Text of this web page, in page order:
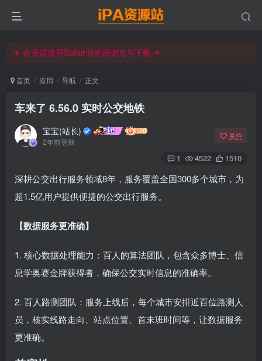
☀ 会员请使用Safair浏览器浏览与下载 ☀
iPA资源站官方唯一客服微信:15504815558
☀ 会员请使用Safair浏览器浏览与下载 ☀
首页 应用 导航 正文
车来了 6.56.0 实时公交地铁
宝宝(站长)
2年前更新
关注
1 4522 1510
深耕公交出行服务领域8年，服务覆盖全国300多个城市，为
超1.5亿用户提供便捷的公交出行服务。
【数据服务更准确】
1. 核心数据处理能力：百人的算法团队，包含众多博士、信
息学奥赛金牌获得者，确保公交实时信息的准确率。
2. 百人路测团队：服务上线后，每个城市安排近百位路测人
员，核实线路走向、站点位置、首末班时间等，让数据服务
更准确。